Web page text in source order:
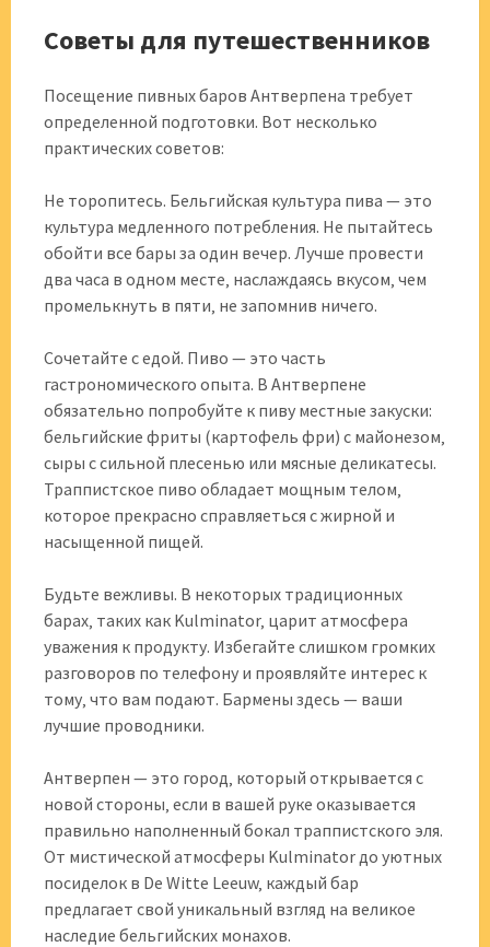
Советы для путешественников
Посещение пивных баров Антверпена требует
определенной подготовки. Вот несколько
практических советов:
Не торопитесь. Бельгийская культура пива — это
культура медленного потребления. Не пытайтесь
обойти все бары за один вечер. Лучше провести
два часа в одном месте‚ наслаждаясь вкусом‚ чем
промелькнуть в пяти‚ не запомнив ничего.
Сочетайте с едой. Пиво — это часть
гастрономического опыта. В Антверпене
обязательно попробуйте к пиву местные закуски:
бельгийские фриты (картофель фри) с майонезом‚
сыры с сильной плесенью или мясные деликатесы.
Траппистское пиво обладает мощным телом‚
которое прекрасно справляеться с жирной и
насыщенной пищей.
Будьте вежливы. В некоторых традиционных
барах‚ таких как Kulminator‚ царит атмосфера
уважения к продукту. Избегайте слишком громких
разговоров по телефону и проявляйте интерес к
тому‚ что вам подают. Бармены здесь — ваши
лучшие проводники.
Антверпен — это город‚ который открывается с
новой стороны‚ если в вашей руке оказывается
правильно наполненный бокал траппистского эля.
От мистической атмосферы Kulminator до уютных
посиделок в De Witte Leeuw‚ каждый бар
предлагает свой уникальный взгляд на великое
наследие бельгийских монахов.